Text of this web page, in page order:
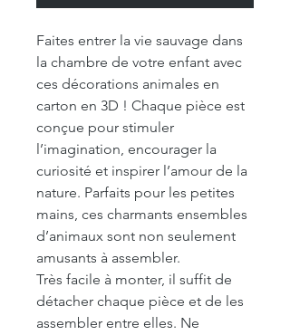
Faites entrer la vie sauvage dans
la chambre de votre enfant avec
ces décorations animales en
carton en 3D ! Chaque pièce est
conçue pour stimuler
l’imagination, encourager la
curiosité et inspirer l’amour de la
nature. Parfaits pour les petites
mains, ces charmants ensembles
d’animaux sont non seulement
amusants à assembler.
Très facile à monter, il suffit de
détacher chaque pièce et de les
assembler entre elles. Ne